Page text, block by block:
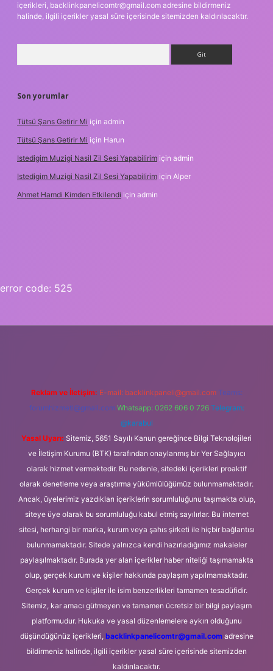
içerikleri, backlinkpanelicomtr@gmail.com adresine bildirmeniz
halinde, ilgili içerikler yasal süre içerisinde sitemizden kaldırılacaktır.
Son yorumlar
Tütsü Şans Getirir Mi için admin
Tütsü Şans Getirir Mi için Harun
Istedigim Muzigi Nasil Zil Sesi Yapabilirim için admin
Istedigim Muzigi Nasil Zil Sesi Yapabilirim için Alper
Ahmet Hamdi Kimden Etkilendi için admin
error code: 525
Reklam ve İletişim: E-mail: backlinkpaneli@gmail.com Teams:
forumhizmeti@gmail.com Whatsapp: 0262 606 0 726 Telegram:
@karabul
Yasal Uyarı: Sitemiz, 5651 Sayılı Kanun gereğince Bilgi Teknolojileri
ve İletişim Kurumu (BTK) tarafından onaylanmış bir Yer Sağlayıcı
olarak hizmet vermektedir. Bu nedenle, sitedeki içerikleri proaktif
olarak denetleme veya araştırma yükümlülüğümüz bulunmamaktadır.
Ancak, üyelerimiz yazdıkları içeriklerin sorumluluğunu taşımakta olup,
siteye üye olarak bu sorumluluğu kabul etmiş sayılırlar. Bu internet
sitesi, herhangi bir marka, kurum veya şahıs şirketi ile hiçbir bağlantısı
bulunmamaktadır. Sitede yalnızca kendi hazırladığımız makaleler
paylaşılmaktadır. Burada yer alan içerikler haber niteliği taşımamakta
olup, gerçek kurum ve kişiler hakkında paylaşım yapılmamaktadır.
Gerçek kurum ve kişiler ile isim benzerlikleri tamamen tesadüfidir.
Sitemiz, kar amacı gütmeyen ve tamamen ücretsiz bir bilgi paylaşım
platformudur. Hukuka ve yasal düzenlemelere aykırı olduğunu
düşündüğünüz içerikleri, backlinkpanelicomtr@gmail.comadresine
bildirmeniz halinde, ilgili içerikler yasal süre içerisinde sitemizden
kaldırılacaktır.